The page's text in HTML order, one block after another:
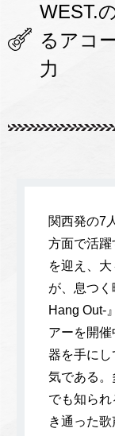
WEST.
るアコ
力
関西発の7
方面で活躍
を迎え、
が、息つ
Hang Out-
アーを開
器を手にし
気である。
でも知ら
き通った